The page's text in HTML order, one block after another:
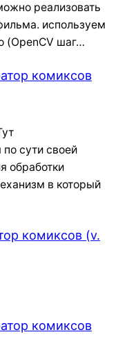
реализовать
используем
(OpenCV шаг…
комиксов
сути своей
обработки
в который
комиксов (v.
комиксов